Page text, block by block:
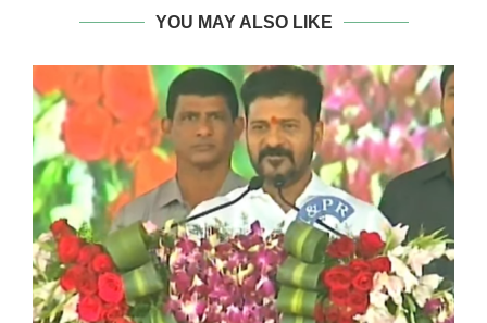
YOU MAY ALSO LIKE